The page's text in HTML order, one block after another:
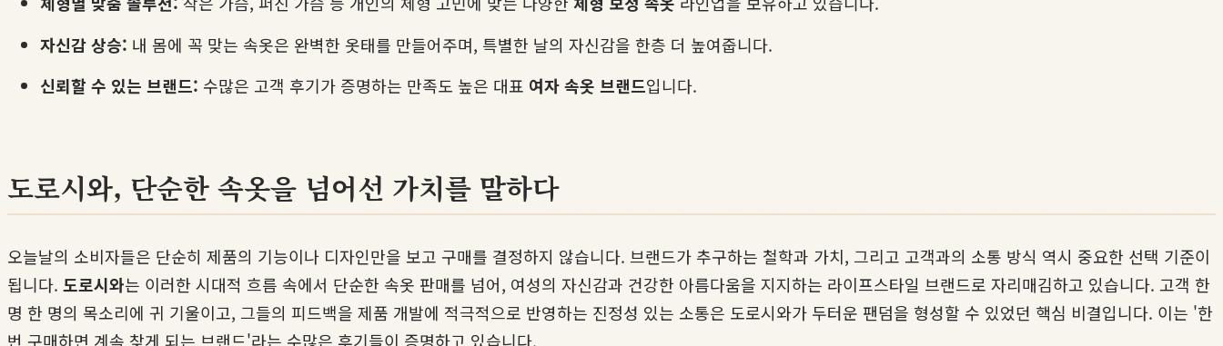
자신감 상승: 내 몸에 꼭 맞는 속옷은 완벽한 옷태를 만들어주며, 특별한 날의 자신감을 한층 더 높여줍니다.
신뢰할 수 있는 브랜드: 수많은 고객 후기가 증명하는 만족도 높은 대표 여자 속옷 브랜드입니다.
도로시와, 단순한 속옷을 넘어선 가치를 말하다
오늘날의 소비자들은 단순히 제품의 기능이나 디자인만을 보고 구매를 결정하지 않습니다. 브랜드가 추구하는 철학과 가치, 그리고 고객과의 소통 방식 역시 중요한 선택 기준이
됩니다. 도로시와는 이러한 시대적 흐름 속에서 단순한 속옷 판매를 넘어, 여성의 자신감과 건강한 아름다움을 지지하는 라이프스타일 브랜드로 자리매김하고 있습니다. 고객 한
명 한 명의 목소리에 귀 기울이고, 그들의 피드백을 제품 개발에 적극적으로 반영하는 진정성 있는 소통은 도로시와가 두터운 팬덤을 형성할 수 있었던 핵심 비결입니다. 이는 '한
번 구매하면 계속 찾게 되는 브랜드'라는 수많은 후기들이 증명하고 있습니다.